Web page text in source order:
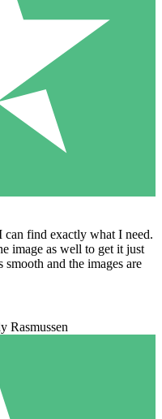
can find exactly what I need.
image as well to get it just
and the images are
Rasmussen